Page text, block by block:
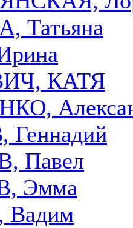
Татьяна
КАТЯ
Павел
Эмма